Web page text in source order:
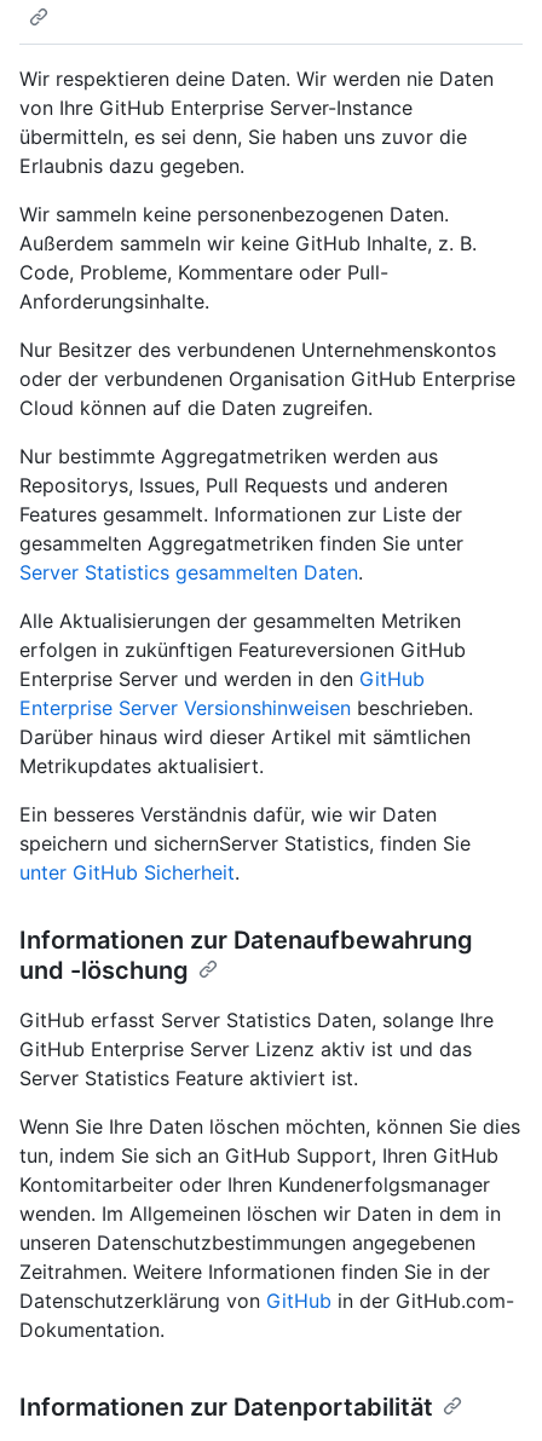
Wir respektieren deine Daten. Wir werden nie Daten
von Ihre GitHub Enterprise Server-Instance
übermitteln, es sei denn, Sie haben uns zuvor die
Erlaubnis dazu gegeben.
Wir sammeln keine personenbezogenen Daten.
Außerdem sammeln wir keine GitHub Inhalte, z. B.
Code, Probleme, Kommentare oder Pull-
Anforderungsinhalte.
Nur Besitzer des verbundenen Unternehmenskontos
oder der verbundenen Organisation GitHub Enterprise
Cloud können auf die Daten zugreifen.
Nur bestimmte Aggregatmetriken werden aus
Repositorys, Issues, Pull Requests und anderen
Features gesammelt. Informationen zur Liste der
gesammelten Aggregatmetriken finden Sie unter
Server Statistics gesammelten Daten.
Alle Aktualisierungen der gesammelten Metriken
erfolgen in zukünftigen Featureversionen GitHub
Enterprise Server und werden in den GitHub
Enterprise Server Versionshinweisen beschrieben.
Darüber hinaus wird dieser Artikel mit sämtlichen
Metrikupdates aktualisiert.
Ein besseres Verständnis dafür, wie wir Daten
speichern und sichernServer Statistics, finden Sie
unter GitHub Sicherheit.
Informationen zur Datenaufbewahrung
und -löschung
GitHub erfasst Server Statistics Daten, solange Ihre
GitHub Enterprise Server Lizenz aktiv ist und das
Server Statistics Feature aktiviert ist.
Wenn Sie Ihre Daten löschen möchten, können Sie dies
tun, indem Sie sich an GitHub Support, Ihren GitHub
Kontomitarbeiter oder Ihren Kundenerfolgsmanager
wenden. Im Allgemeinen löschen wir Daten in dem in
unseren Datenschutzbestimmungen angegebenen
Zeitrahmen. Weitere Informationen finden Sie in der
Datenschutzerklärung von GitHub in der GitHub.com-
Dokumentation.
Informationen zur Datenportabilität